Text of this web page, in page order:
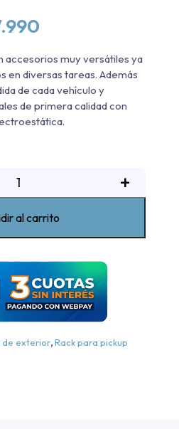
actual
es:
$637.990.
accesorios muy versátiles ya
en diversas tareas. Además
de cada vehículo y
de primera calidad con
+
al carrito
de exterior,Rack para pickup